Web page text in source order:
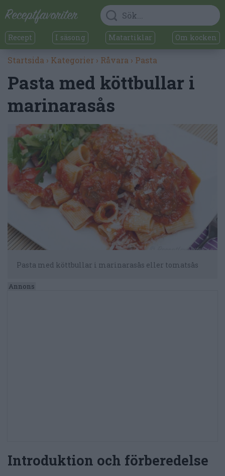
Recept I säsong Matartiklar Om kocken
Startsida › Kategorier › Råvara › Pasta
Pasta med köttbullar i
marinarasås
Pasta med köttbullar i marinarasås eller tomatsås
Introduktion och förberedelse